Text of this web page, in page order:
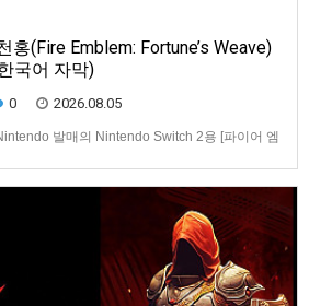
홍(Fire Emblem: Fortune’s Weave)
국어 자막)
0 2026.08.05
발매의 Nintendo Switch 2용 [파이어 엠